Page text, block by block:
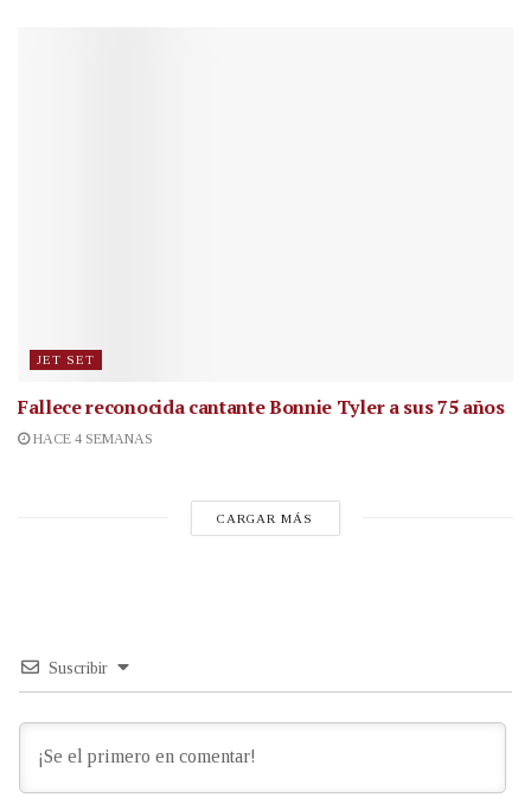
JET SET
Fallece reconocida cantanteBonnie Tyler a sus 75 años
HACE 4 SEMANAS
CARGAR MÁS
Suscribir